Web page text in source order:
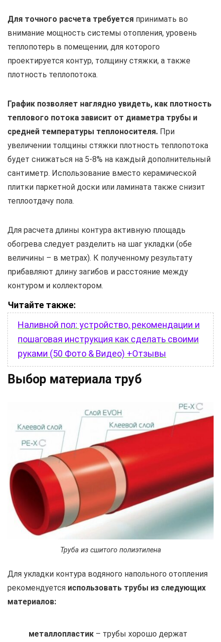
Для точного расчета требуется принимать во
внимание мощность системы отопления, уровень
теплопотерь в помещении, для которого
проектируется контур, толщину стяжки, а также
плотность теплопотока.
График позволяет наглядно увидеть, как плотность
теплового потока зависит от диаметра трубы и
средней температуры теплоносителя. При
увеличении толщины стяжки плотность теплопотока
будет снижаться на 5-8% на каждый дополнительный
сантиметр. Использование вместо керамической
плитки паркетной доски или ламината также снизит
теплоотдачу пола.
Для расчета длины контура активную площадь
обогрева следует разделить на шаг укладки (обе
величины – в метрах). К полученному результату
прибавляют длину загибов и расстояние между
контуром и коллектором.
Читайте также:
Наливной пол: устройство, рекомендации и
пошаговая инструкция как сделать своими
руками (50 Фото & Видео) +Отзывы
Выбор материала труб
Труба из сшитого полиэтилена
Для укладки контура водяного напольного отопления
рекомендуется использовать трубы из следующих
материалов:
металлопластик – трубы хорошо держат